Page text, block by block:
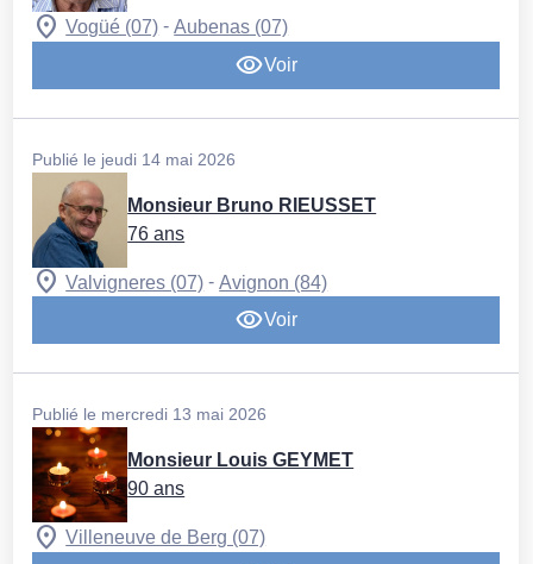
Vogüé (07) - Aubenas (07)
Voir
Publié le jeudi 14 mai 2026
Monsieur Bruno RIEUSSET
76 ans
Valvigneres (07) - Avignon (84)
Voir
Publié le mercredi 13 mai 2026
Monsieur Louis GEYMET
90 ans
Villeneuve de Berg (07)